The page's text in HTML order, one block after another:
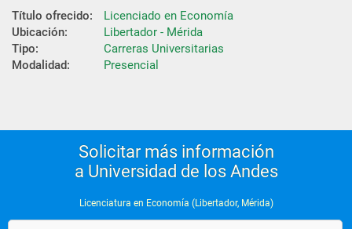
Título ofrecido:
Licenciado en Economía
Ubicación:
Libertador - Mérida
Tipo:
Carreras Universitarias
Modalidad:
Presencial
Solicitar más información
a Universidad de los Andes
Licenciatura en Economía (Libertador, Mérida)